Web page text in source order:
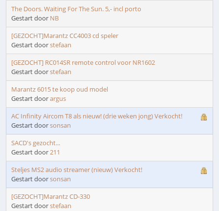
The Doors. Waiting For The Sun. 5,- incl porto
Gestart door NB
[GEZOCHT]Marantz CC4003 cd speler
Gestart doorstefaan
[GEZOCHT] RC014SR remote control voor NR1602
Gestart doorstefaan
Marantz 6015 te koop oud model
Gestart doorargus
AC Infinity Aircom T8 als nieuw! (drie weken jong) Verkocht!
Gestart doorsonsan
SACD's gezocht...
Gestart door211
Steljes MS2 audio streamer (nieuw) Verkocht!
Gestart doorsonsan
[GEZOCHT]Marantz CD-330
Gestart doorstefaan